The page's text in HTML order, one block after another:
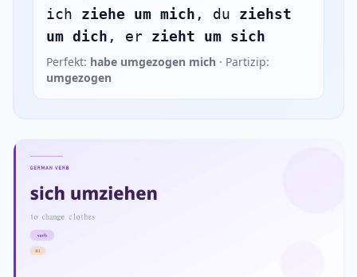
ich ziehe um mich , du ziehst
um dich , er zieht um sich
Perfekt: habe umgezogen mich · Partizip:
umgezogen